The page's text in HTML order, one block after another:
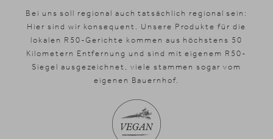
Bei uns soll regional auch tatsächlich regional sein:
Hier sind wir konsequent. Unsere Produkte für die
lokalen R50-Gerichte kommen aus höchstens 50
Kilometern Entfernung und sind mit eigenem R50-
Siegel ausgezeichnet, viele stammen sogar vom
eigenen Bauernhof.